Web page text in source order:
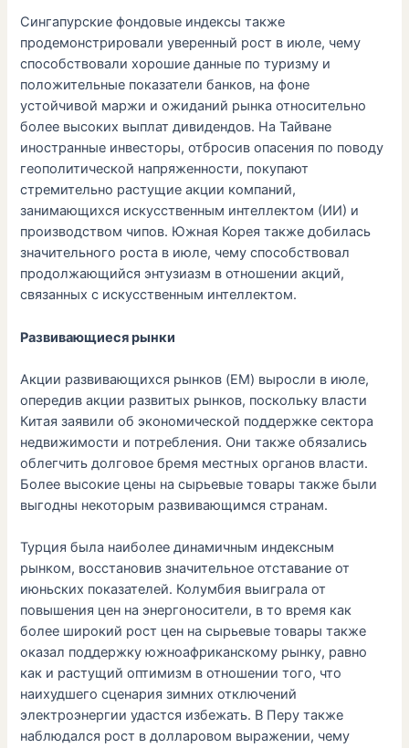
Сингапурские фондовые индексы также
продемонстрировали уверенный рост в июле, чему
способствовали хорошие данные по туризму и
положительные показатели банков, на фоне
устойчивой маржи и ожиданий рынка относительно
более высоких выплат дивидендов. На Тайване
иностранные инвесторы, отбросив опасения по поводу
геополитической напряженности, покупают
стремительно растущие акции компаний,
занимающихся искусственным интеллектом (ИИ) и
производством чипов. Южная Корея также добилась
значительного роста в июле, чему способствовал
продолжающийся энтузиазм в отношении акций,
связанных с искусственным интеллектом.
Развивающиеся рынки
Акции развивающихся рынков (EM) выросли в июле,
опередив акции развитых рынков, поскольку власти
Китая заявили об экономической поддержке сектора
недвижимости и потребления. Они также обязались
облегчить долговое бремя местных органов власти.
Более высокие цены на сырьевые товары также были
выгодны некоторым развивающимся странам.
Турция была наиболее динамичным индексным
рынком, восстановив значительное отставание от
июньских показателей. Колумбия выиграла от
повышения цен на энергоносители, в то время как
более широкий рост цен на сырьевые товары также
оказал поддержку южноафриканскому рынку, равно
как и растущий оптимизм в отношении того, что
наихудшего сценария зимних отключений
электроэнергии удастся избежать. В Перу также
наблюдался рост в долларовом выражении, чему